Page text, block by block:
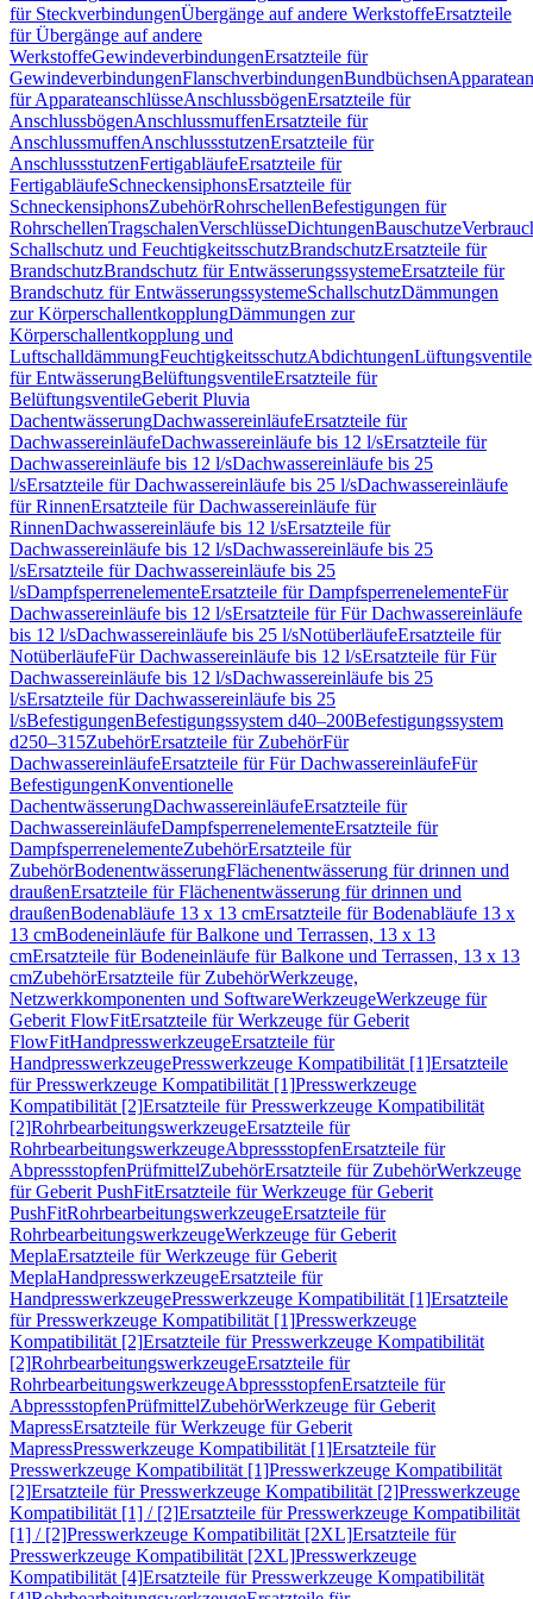
für SteckverbindungenÜbergänge auf andere WerkstoffeErsatzteile
für Übergänge auf andere
WerkstoffeGewindeverbindungenErsatzteile für
GewindeverbindungenFlanschverbindungenBundbüchsen
für ApparateanschlüsseAnschlussbögenErsatzteile für
AnschlussbögenAnschlussmuffenErsatzteile für
AnschlussmuffenAnschlussstutzenErsatzteile für
AnschlussstutzenFertigabläufeErsatzteile für
FertigabläufeSchneckensiphonsErsatzteile für
SchneckensiphonsZubehörRohrschellenBefestigungen für
RohrschellenTragschalenVerschlüsseDichtungenBauschutze
Schallschutz und FeuchtigkeitsschutzBrandschutzErsatzteile für
BrandschutzBrandschutz für EntwässerungssystemeErsatzteile für
Brandschutz für EntwässerungssystemeSchallschutzDämmungen
zur KörperschallentkopplungDämmungen zur
Körperschallentkopplung und
LuftschalldämmungFeuchtigkeitsschutzAbdichtungenLüftungsventile
für EntwässerungBelüftungsventileErsatzteile für
BelüftungsventileGeberit Pluvia
DachentwässerungDachwassereinläufeErsatzteile für
DachwassereinläufeDachwassereinläufe bis 12 l/sErsatzteile für
Dachwassereinläufe bis 12 l/sDachwassereinläufe bis 25
l/sErsatzteile für Dachwassereinläufe bis 25 l/sDachwassereinläufe
für RinnenErsatzteile für Dachwassereinläufe für
RinnenDachwassereinläufe bis 12 l/sErsatzteile für
Dachwassereinläufe bis 12 l/sDachwassereinläufe bis 25
l/sErsatzteile für Dachwassereinläufe bis 25
l/sDampfsperrenelementeErsatzteile für DampfsperrenelementeFür
Dachwassereinläufe bis 12 l/sErsatzteile für Für Dachwassereinläufe
bis 12 l/sDachwassereinläufe bis 25 l/sNotüberläufeErsatzteile für
NotüberläufeFür Dachwassereinläufe bis 12 l/sErsatzteile für Für
Dachwassereinläufe bis 12 l/sDachwassereinläufe bis 25
l/sErsatzteile für Dachwassereinläufe bis 25
l/sBefestigungenBefestigungssystem d40–200Befestigungssystem
d250–315ZubehörErsatzteile für ZubehörFür
DachwassereinläufeErsatzteile für Für DachwassereinläufeFür
BefestigungenKonventionelle
DachentwässerungDachwassereinläufeErsatzteile für
DachwassereinläufeDampfsperrenelementeErsatzteile für
DampfsperrenelementeZubehörErsatzteile für
ZubehörBodenentwässerungFlächenentwässerung für drinnen und
draußenErsatzteile für Flächenentwässerung für drinnen und
draußenBodenabläufe 13 x 13 cmErsatzteile für Bodenabläufe 13 x
13 cmBodeneinläufe für Balkone und Terrassen, 13 x 13
cmErsatzteile für Bodeneinläufe für Balkone und Terrassen, 13 x 13
cmZubehörErsatzteile für ZubehörWerkzeuge,
Netzwerkkomponenten und SoftwareWerkzeugeWerkzeuge für
Geberit FlowFitErsatzteile für Werkzeuge für Geberit
FlowFitHandpresswerkzeugeErsatzteile für
HandpresswerkzeugePresswerkzeuge Kompatibilität [1]Ersatzteile
für Presswerkzeuge Kompatibilität [1]Presswerkzeuge
Kompatibilität [2]Ersatzteile für Presswerkzeuge Kompatibilität
[2]RohrbearbeitungswerkzeugeErsatzteile für
RohrbearbeitungswerkzeugeAbpressstopfenErsatzteile für
AbpressstopfenPrüfmittelZubehörErsatzteile für ZubehörWerkzeuge
für Geberit PushFitErsatzteile für Werkzeuge für Geberit
PushFitRohrbearbeitungswerkzeugeErsatzteile für
RohrbearbeitungswerkzeugeWerkzeuge für Geberit
MeplaErsatzteile für Werkzeuge für Geberit
MeplaHandpresswerkzeugeErsatzteile für
HandpresswerkzeugePresswerkzeuge Kompatibilität [1]Ersatzteile
für Presswerkzeuge Kompatibilität [1]Presswerkzeuge
Kompatibilität [2]Ersatzteile für Presswerkzeuge Kompatibilität
[2]RohrbearbeitungswerkzeugeErsatzteile für
RohrbearbeitungswerkzeugeAbpressstopfenErsatzteile für
AbpressstopfenPrüfmittelZubehörWerkzeuge für Geberit
MapressErsatzteile für Werkzeuge für Geberit
MapressPresswerkzeuge Kompatibilität [1]Ersatzteile für
Presswerkzeuge Kompatibilität [1]Presswerkzeuge Kompatibilität
[2]Ersatzteile für Presswerkzeuge Kompatibilität [2]Presswerkzeuge
Kompatibilität [1] / [2]Ersatzteile für Presswerkzeuge Kompatibilität
[1] / [2]Presswerkzeuge Kompatibilität [2XL]Ersatzteile für
Presswerkzeuge Kompatibilität [2XL]Presswerkzeuge
Kompatibilität [4]Ersatzteile für Presswerkzeuge Kompatibilität